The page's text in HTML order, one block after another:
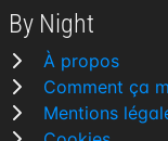
By Night
À propos
Comment ça
Mentions